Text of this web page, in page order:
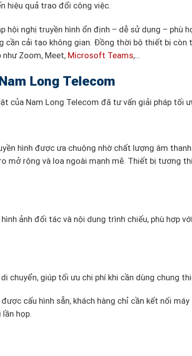
hiệu quả trao đổi công việc.
hội nghị truyền hình ổn định – dễ sử dụng – phù
cần cải tạo không gian. Đồng thời bộ thiết bị còn
như Zoom, Meet, Microsoft Teams,…
Long Telecom
của Nam Long Telecom đã tư vấn giải pháp tối
hình được ưa chuộng nhờ chất lượng âm
mở rộng và loa ngoài mạnh mẽ. Thiết bị tương
ảnh đối tác và nội dung trình chiếu, phù hợp
chuyển, giúp tối ưu chi phí khi cần dùng chung
cấu hình sẵn, khách hàng chỉ cần kết nối
họp.